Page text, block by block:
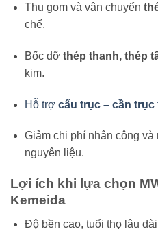
Thu gom và vận chuyển
chế.
Bốc dỡ thép thanh, thép
kim.
Hỗ trợ cẩu trục – cần trục
Giảm chi phí nhân công
nguyên liệu.
Lợi ích khi lựa chọn
Kemeida
Độ bền cao, tuổi thọ lâu